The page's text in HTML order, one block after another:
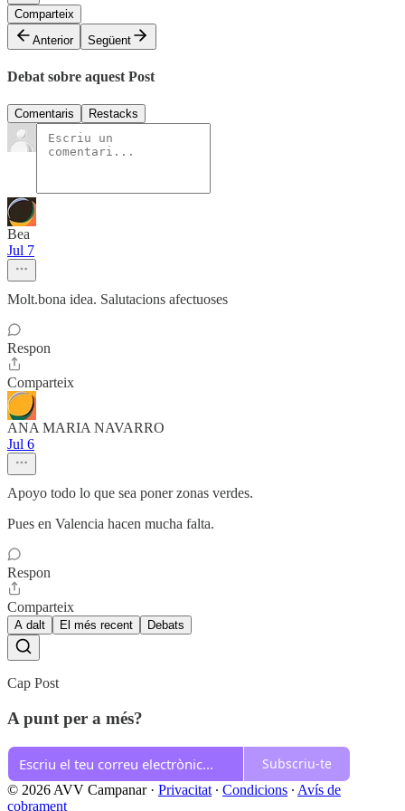
Comparteix
Anterior
Següent
Debat sobre aquest Post
Comentaris Restacks
Bea
Jul 7
Molt.bona idea. Salutacions afectuoses
Respon
Comparteix
ANA MARIA NAVARRO
Jul 6
Apoyo todo lo que sea poner zonas verdes.
Pues en Valencia hacen mucha falta.
Respon
Comparteix
A dalt El més recent Debats
Cap Post
A punt per a més?
Subscriu-te
© 2026 AVV Campanar· Privacitat ∙ Condicions ∙ Avís de
cobrament